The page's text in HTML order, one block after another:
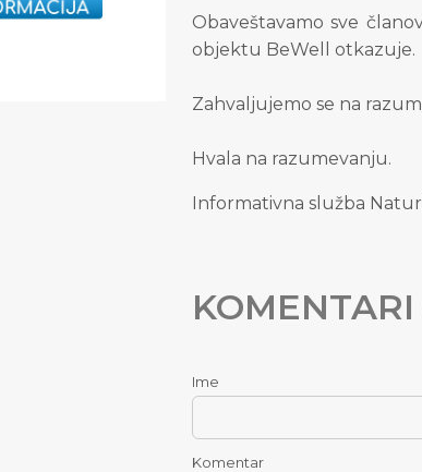
Obaveštavamo sve
objektu BeWell otkazuje.
Zahvaljujemo se na
Hvala na razumevanju.
Informativna služba
Ime
Komentar